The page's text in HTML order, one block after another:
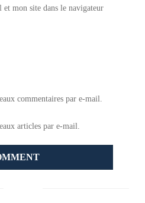
mon site dans le navigateur
commentaires par e-mail.
articles par e-mail.